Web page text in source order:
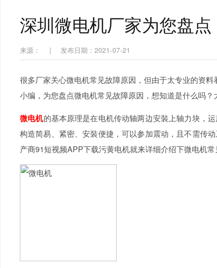
深圳微电机厂家为您盘
来源： | 发布日期：2021-07-21
很多厂家关心微电机常见故障原因，但由于太专业的资
小编，为您盘点微电机常见故障原因，想知道是什么吗
微电机的基本原理是在电机传动轴两边安裝上轴力块，
构造简易、紧密、安裝便捷，可以参加震动，且不需传
产商91短视频APP下载污黄电机就来详细介绍下微电机